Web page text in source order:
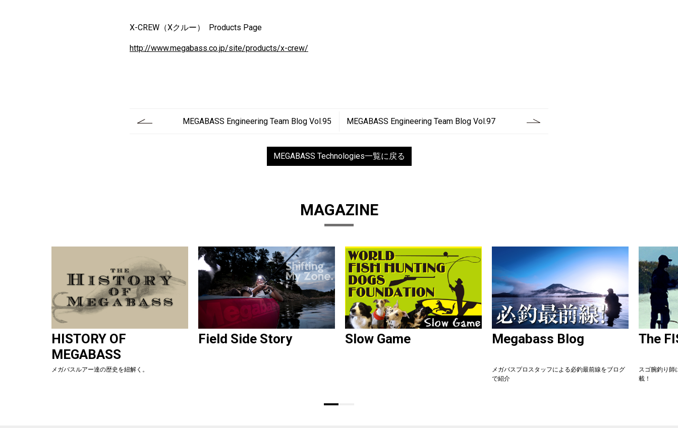
X-CREW（Xクルー） Products Page
http://www.megabass.co.jp/site/products/x-crew/
MEGABASS Engineering Team Blog Vol.95 MEGABASS Engineering Team Blog Vol.97
MEGABASS Technologies一覧に戻る
MAGAZINE
HISTORY OF
MEGABASS
メガバスルアー達の歴史を紐解く。
Field Side Story Slow Game Megabass Blog
メガバスプロスタッフによる必釣最前線をブログ
で紹介
The
スゴ腕釣り師
載！